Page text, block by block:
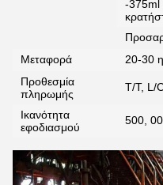
-375ml
Μεταφορά
20-30
Προθεσμία
πληρωμής
T/T, L/
Ικανότητα
εφοδιασμού
500,